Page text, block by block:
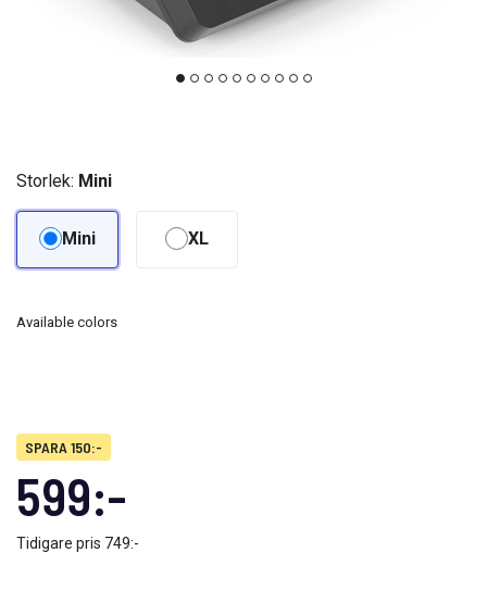
SPARA 150:-
599:-
Tidigare pris 749:-
Storlek: Mini
Mini XL
Available colors